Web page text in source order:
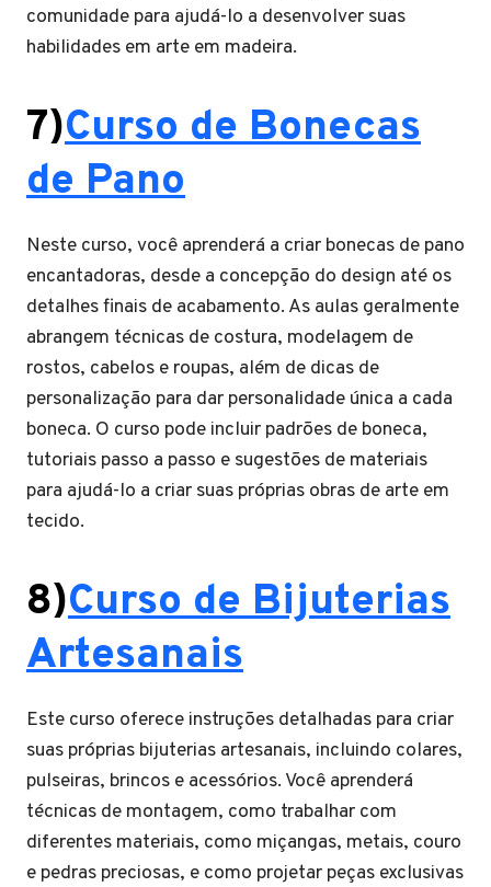
comunidade para ajudá-lo a desenvolver suas
habilidades em arte em madeira.
7)Curso de Bonecas
de Pano
Neste curso, você aprenderá a criar bonecas de pano
encantadoras, desde a concepção do design até os
detalhes finais de acabamento. As aulas geralmente
abrangem técnicas de costura, modelagem de
rostos, cabelos e roupas, além de dicas de
personalização para dar personalidade única a cada
boneca. O curso pode incluir padrões de boneca,
tutoriais passo a passo e sugestões de materiais
para ajudá-lo a criar suas próprias obras de arte em
tecido.
8)Curso de Bijuterias
Artesanais
Este curso oferece instruções detalhadas para criar
suas próprias bijuterias artesanais, incluindo colares,
pulseiras, brincos e acessórios. Você aprenderá
técnicas de montagem, como trabalhar com
diferentes materiais, como miçangas, metais, couro
e pedras preciosas, e como projetar peças exclusivas